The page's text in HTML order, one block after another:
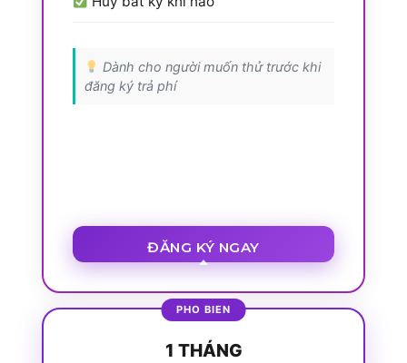
Dành cho người muốn thử trước khi
đăng ký trả phí
ĐĂNG KÝ NGAY
1 THÁNG